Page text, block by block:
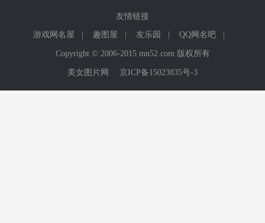
友情链接
游戏网名屋
| 趣图屋 | 友乐园 | QQ网名吧
|
Copyright © 2006-2015 mn52.com 版权所有
美女图片网
京ICP备15023835号-3